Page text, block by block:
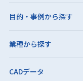
目的・事例から探す
業種から探す
CADデータ